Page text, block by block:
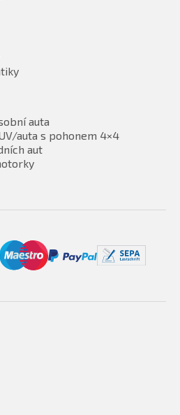
auta
auta s pohonem 4×4
aut